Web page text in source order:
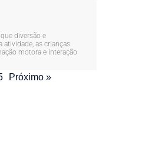
diversão e
atividade, as crianças
motora e interação
Próximo »